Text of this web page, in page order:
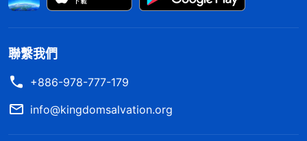
聯繫我們
+886-978-777-179
info@kingdomsalvation.org